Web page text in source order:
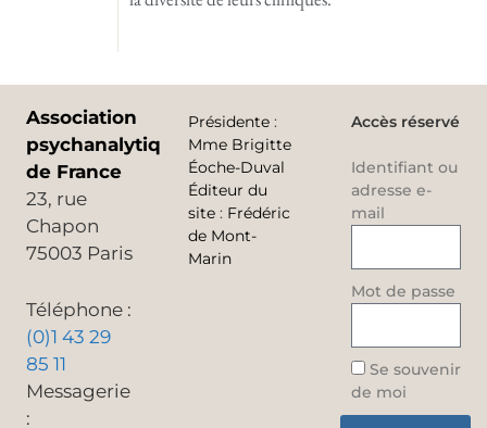
Association
psychanalytique
de France
23, rue
Chapon
75003 Paris
Téléphone :
(0)1 43 29
85 11
Messagerie
:
Présidente :
Mme Brigitte
Éoche-Duval
Éditeur du
site : Frédéric
de Mont-
Marin
Accès réservé
Identifiant ou
adresse e-
mail
Mot de passe
Se souvenir
de moi